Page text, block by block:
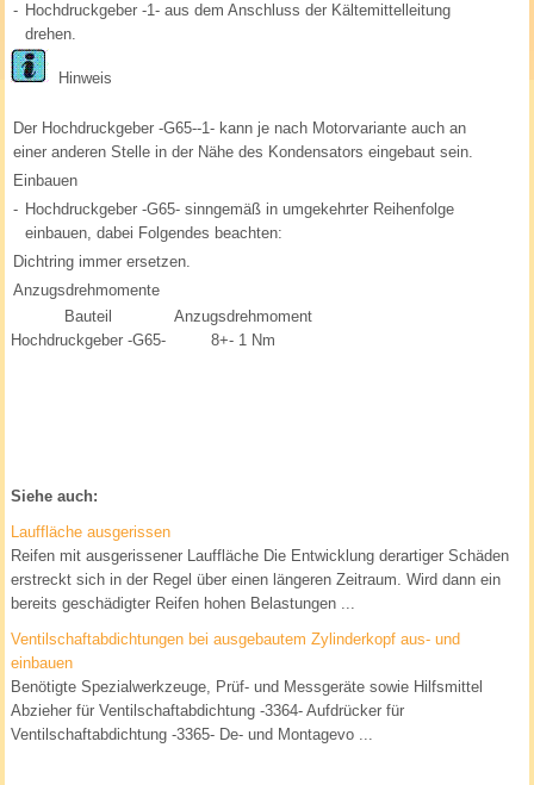
- Hochdruckgeber -1- aus dem Anschluss der Kältemittelleitung
drehen.
Hinweis
Der Hochdruckgeber -G65--1- kann je nach Motorvariante auch an
einer anderen Stelle in der Nähe des Kondensators eingebaut sein.
Einbauen
- Hochdruckgeber -G65- sinngemäß in umgekehrter Reihenfolge
einbauen, dabei Folgendes beachten:
Dichtring immer ersetzen.
Anzugsdrehmomente
Bauteil
Anzugsdrehmoment
Hochdruckgeber -G65-
8+- 1 Nm
Siehe auch:
Lauffläche ausgerissen
Reifen mit ausgerissener Lauffläche Die Entwicklung derartiger Schäden
erstreckt sich in der Regel über einen längeren Zeitraum. Wird dann ein
bereits geschädigter Reifen hohen Belastungen ...
Ventilschaftabdichtungen bei ausgebautem Zylinderkopf aus- und
einbauen
Benötigte Spezialwerkzeuge, Prüf- und Messgeräte sowie Hilfsmittel
Abzieher für Ventilschaftabdichtung -3364- Aufdrücker für
Ventilschaftabdichtung -3365- De- und Montagevo ...